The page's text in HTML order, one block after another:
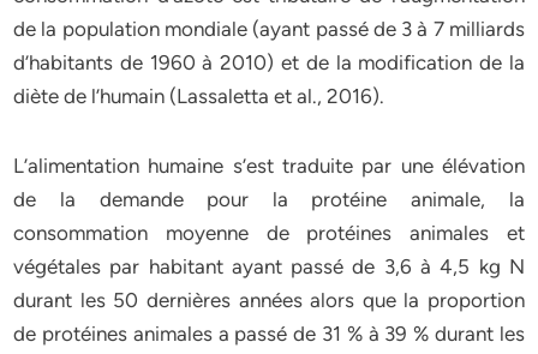
de la population mondiale (ayant passé de 3 à 7 milliards
d’habitants de 1960 à 2010) et de la modification de la
diète de l’humain (Lassaletta et al., 2016).
L’alimentation humaine s’est traduite par une élévation
de la demande pour la protéine animale, la
consommation moyenne de protéines animales et
végétales par habitant ayant passé de 3,6 à 4,5 kg N
durant les 50 dernières années alors que la proportion
de protéines animales a passé de 31 % à 39 % durant les